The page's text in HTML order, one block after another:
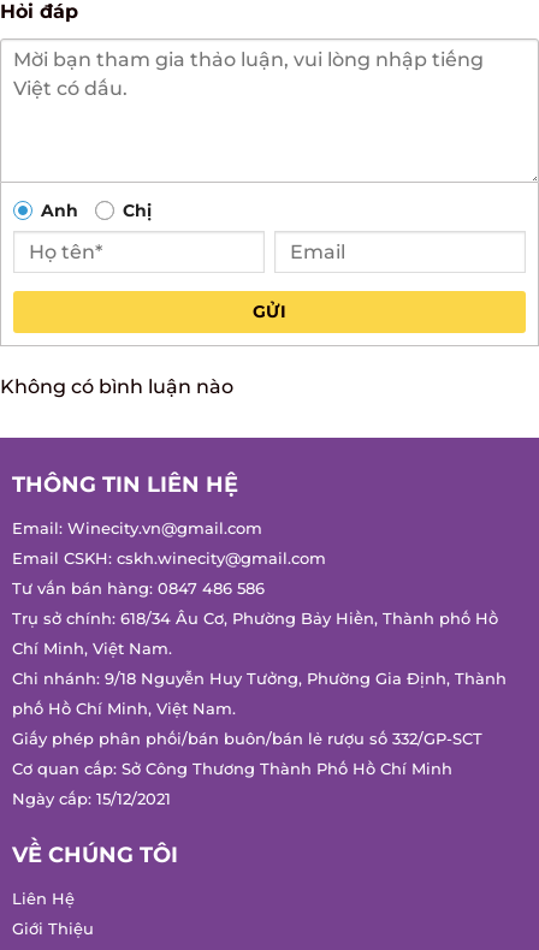
Hỏi đáp
Anh
GỬI
THÔNG TIN LIÊN HỆ
Email:Winecity.vn@gmail.com
Email CSKH:cskh.winecity@gmail.com
Tư vấn bán hàng:0847 486 586
Trụ sở chính: 618/34 Âu Cơ, Phường Bảy Hiền, Thành phố Hồ
Chí Minh, Việt Nam.
Chi nhánh: 9/18 Nguyễn Huy Tưởng, Phường Gia Định, Thành
phố Hồ Chí Minh, Việt Nam.
Giấy phép phân phối/bán buôn/bán lẻ rượu số 332/GP-SCT
Cơ quan cấp: Sở Công Thương Thành Phố Hồ Chí Minh
VỀ CHÚNG TÔI
Liên Hệ